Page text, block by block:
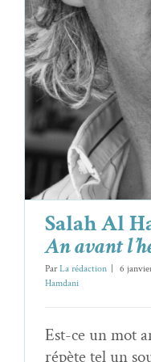
Salah Al
An avant
ParLa rédaction 6
Hamdani
Est-ce un mot
répète tel un